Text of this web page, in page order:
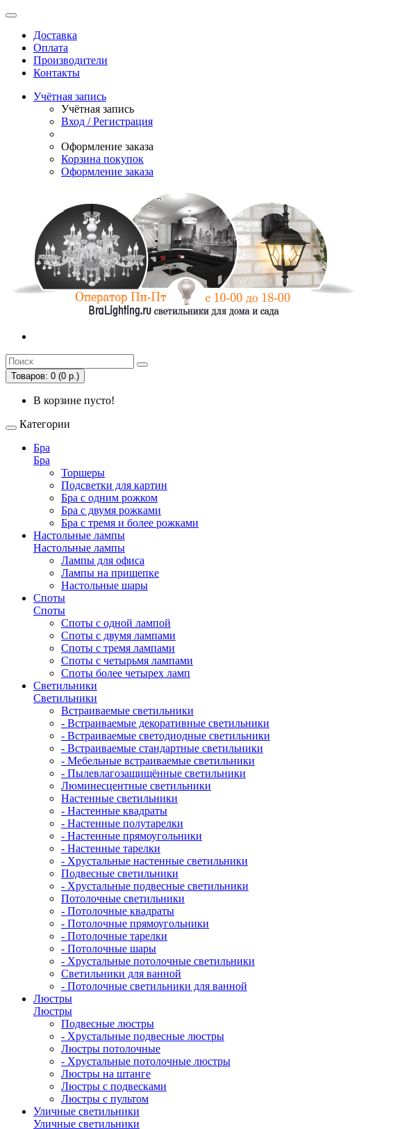
Доставка
Оплата
Производители
Контакты
Учётная запись
Учётная запись
Вход / Регистрация
Оформление заказа
Корзина покупок
Оформление заказа
Товаров: 0 (0 р.)
В корзине пусто!
Категории
Бра
Бра
Торшеры
Подсветки для картин
Бра с одним рожком
Бра с двумя рожками
Бра с тремя и более рожками
Настольные лампы
Настольные лампы
Лампы для офиса
Лампы на прищепке
Настольные шары
Споты
Споты
Споты с одной лампой
Споты с двумя лампами
Споты с тремя лампами
Споты с четырьмя лампами
Споты более четырех ламп
Светильники
Светильники
Встраиваемые светильники
- Встраиваемые декоративные светильники
- Встраиваемые светодиодные светильники
- Встраиваемые стандартные светильники
- Мебельные встраиваемые светильники
- Пылевлагозащищённые светильники
Люминесцентные светильники
Настенные светильники
- Настенные квадраты
- Настенные полутарелки
- Настенные прямоугольники
- Настенные тарелки
- Хрустальные настенные светильники
Подвесные светильники
- Хрустальные подвесные светильники
Потолочные светильники
- Потолочные квадраты
- Потолочные прямоугольники
- Потолочные тарелки
- Потолочные шары
- Хрустальные потолочные светильники
Светильники для ванной
- Потолочные светильники для ванной
Люстры
Люстры
Подвесные люстры
- Хрустальные подвесные люстры
Люстры потолочные
- Хрустальные потолочные люстры
Люстры на штанге
Люстры с подвесками
Люстры с пультом
Уличные светильники
Уличные светильники